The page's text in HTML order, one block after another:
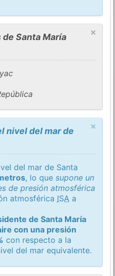
×
Santa María
×
nivel del mar de
del mar de Santa
, lo quesupone un
de presión atmosférica
atmosférica ISA a
de Santa María
con una presión
con respecto a la
del mar equivalente.